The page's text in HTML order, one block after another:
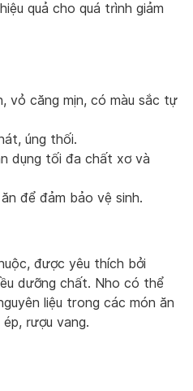
quả cho quá trình giảm
vỏ căng mịn, có màu sắc tự
úng thối.
dụng tối đa chất xơ và
để đảm bảo vệ sinh.
được yêu thích bởi
dưỡng chất. Nho có thể
liệu trong các món ăn
rượu vang.